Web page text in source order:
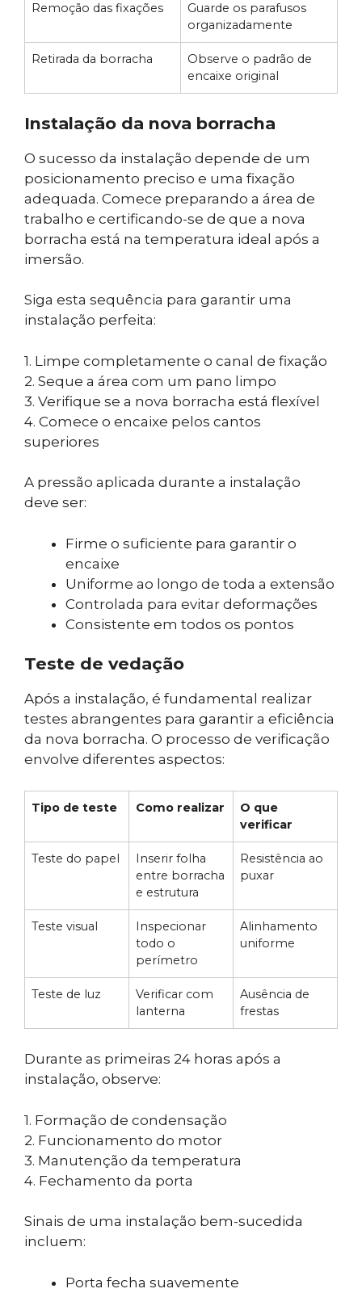
Remoção das fixações
Guarde os parafusos
organizadamente
Retirada da borracha
Observe o padrão de
encaixe original
Instalação da nova borracha
O sucesso da instalação depende de um
posicionamento preciso e uma fixação
adequada. Comece preparando a área de
trabalho e certificando-se de que a nova
borracha está na temperatura ideal após a
imersão.
Siga esta sequência para garantir uma
instalação perfeita:
1. Limpe completamente o canal de fixação
2. Seque a área com um pano limpo
3. Verifique se a nova borracha está flexível
4. Comece o encaixe pelos cantos
superiores
A pressão aplicada durante a instalação
deve ser:
Firme o suficiente para garantir o
encaixe
Uniforme ao longo de toda a extensão
Controlada para evitar deformações
Consistente em todos os pontos
Teste de vedação
Após a instalação, é fundamental realizar
testes abrangentes para garantir a eficiência
da nova borracha. O processo de verificação
envolve diferentes aspectos:
Tipo de teste Como realizar
O que
verificar
Teste do papel
Inserir folha
entre borracha
e estrutura
Resistência ao
puxar
Teste visual
Inspecionar
todo o
perímetro
Alinhamento
uniforme
Teste de luz
Verificar com
lanterna
Ausência de
frestas
Durante as primeiras 24 horas após a
instalação, observe:
1. Formação de condensação
2. Funcionamento do motor
3. Manutenção da temperatura
4. Fechamento da porta
Sinais de uma instalação bem-sucedida
incluem:
Porta fecha suavemente